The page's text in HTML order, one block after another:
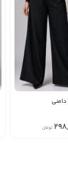
دامنی
تومان